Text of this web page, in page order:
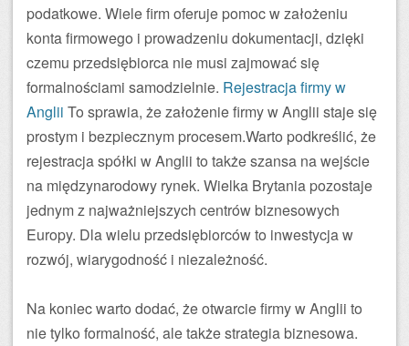
podatkowe. Wiele firm oferuje pomoc w założeniu
konta firmowego i prowadzeniu dokumentacji, dzięki
czemu przedsiębiorca nie musi zajmować się
formalnościami samodzielnie. Rejestracja firmy w
Anglii To sprawia, że założenie firmy w Anglii staje się
prostym i bezpiecznym procesem.Warto podkreślić, że
rejestracja spółki w Anglii to także szansa na wejście
na międzynarodowy rynek. Wielka Brytania pozostaje
jednym z najważniejszych centrów biznesowych
Europy. Dla wielu przedsiębiorców to inwestycja w
rozwój, wiarygodność i niezależność.
Na koniec warto dodać, że otwarcie firmy w Anglii to
nie tylko formalność, ale także strategia biznesowa.